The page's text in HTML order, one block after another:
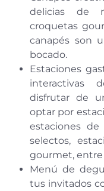
delicias de
croquetas
canapés son
bocado.
Estaciones
interactivas
disfrutar de
optar por
estaciones
selectos,
gourmet, entre
Menú de
tus invitados